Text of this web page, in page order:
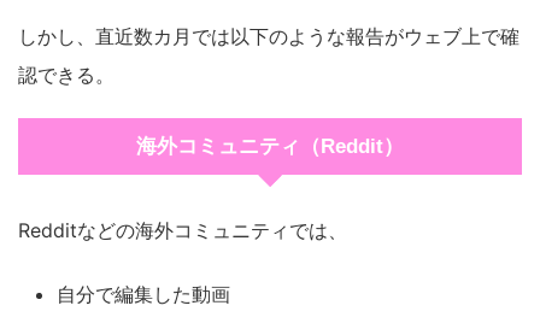
しかし、直近数カ月では以下のような報告がウェブ上で確
認できる。
海外コミュニティ（Reddit）
Redditなどの海外コミュニティでは、
自分で編集した動画